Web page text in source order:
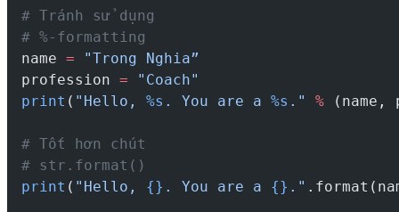
# Tránh sử dụng
# %-formatting
name =
"Trong Nghia”
profession =
"Coach"
print ( "Hello, %s . You are a %s ." % (name,
# Tốt hơn chút
# str.format()
print ( "Hello, {} . You are a {} ."